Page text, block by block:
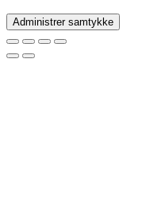
Administrer samtykke